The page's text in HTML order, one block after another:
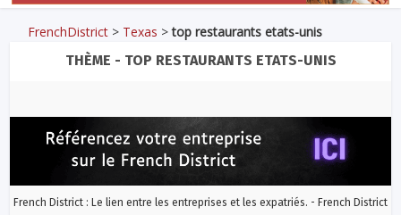
FrenchDistrict > Texas >top restaurants etats-unis
THÈME - TOP RESTAURANTS ETATS-UNIS
French District : Le lien entre les entreprises et les expatriés. - French District